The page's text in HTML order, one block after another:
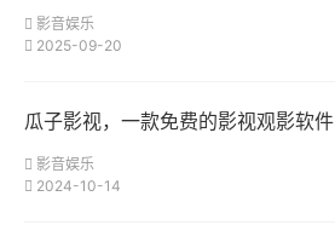
影音娱乐
2025-09-20
瓜子影视，一款免费的影视观影软件
影音娱乐
2024-10-14